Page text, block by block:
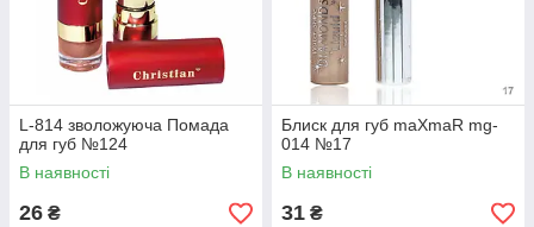
L-814 зволожуюча Помада
для губ №124
В наявності
26 ₴
Блиск для губ maXmaR mg-
014 №17
В наявності
31 ₴